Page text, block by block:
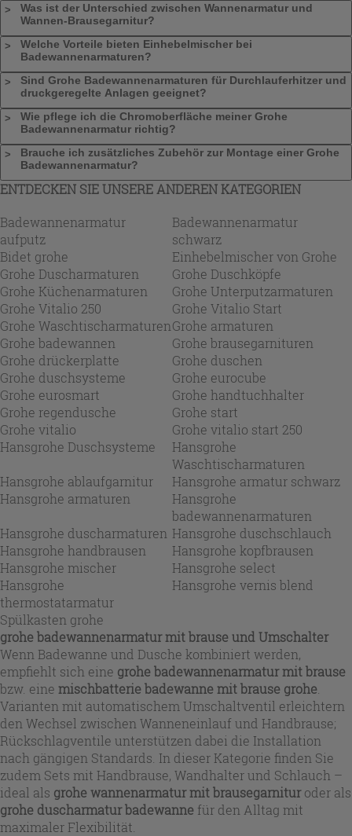
Was ist der Unterschied zwischen Wannenarmatur und
Wannen-Brausegarnitur?
Welche Vorteile bieten Einhebelmischer bei
Badewannenarmaturen?
Sind Grohe Badewannenarmaturen für Durchlauferhitzer und
druckgeregelte Anlagen geeignet?
Wie pflege ich die Chromoberfläche meiner Grohe
Badewannenarmatur richtig?
Brauche ich zusätzliches Zubehör zur Montage einer Grohe
Badewannenarmatur?
ENTDECKEN SIE UNSERE ANDEREN KATEGORIEN
Badewannenarmatur
aufputz
Badewannenarmatur
schwarz
Bidet grohe
Einhebelmischer von Grohe
Grohe Duscharmaturen
Grohe Duschköpfe
Grohe Küchenarmaturen
Grohe Unterputzarmaturen
Grohe Vitalio 250
Grohe Vitalio Start
Grohe WaschtischarmaturenGrohe armaturen
Grohe badewannen
Grohe brausegarnituren
Grohe drückerplatte
Grohe duschen
Grohe duschsysteme
Grohe eurocube
Grohe eurosmart
Grohe handtuchhalter
Grohe regendusche
Grohe start
Grohe vitalio
Grohe vitalio start 250
Hansgrohe Duschsysteme
Hansgrohe
Waschtischarmaturen
Hansgrohe ablaufgarnitur
Hansgrohe armatur schwarz
Hansgrohe armaturen
Hansgrohe
badewannenarmaturen
Hansgrohe duscharmaturen Hansgrohe duschschlauch
Hansgrohe handbrausen
Hansgrohe kopfbrausen
Hansgrohe mischer
Hansgrohe select
Hansgrohe
thermostatarmatur
Hansgrohe vernis blend
Spülkasten grohe
grohe badewannenarmatur mit brause und Umschalter
Wenn Badewanne und Dusche kombiniert werden,
empfiehlt sich eine grohe badewannenarmatur mit brause
bzw. eine mischbatterie badewanne mit brause grohe
Varianten mit automatischem Umschaltventil erleichtern
den Wechsel zwischen Wanneneinlauf und Handbrause;
Rückschlagventile unterstützen dabei die Installation
nach gängigen Standards. In dieser Kategorie finden Sie
zudem Sets mit Handbrause, Wandhalter und Schlauch –
ideal als grohe wannenarmatur mit brausegarnituroder als
grohe duscharmatur badewanne für den Alltag mit
maximaler Flexibilität.